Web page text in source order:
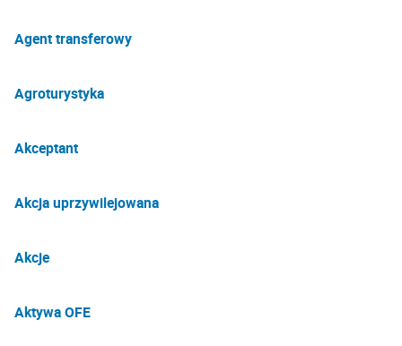
Agent transferowy
Agroturystyka
Akceptant
Akcja uprzywilejowana
Akcje
Aktywa OFE